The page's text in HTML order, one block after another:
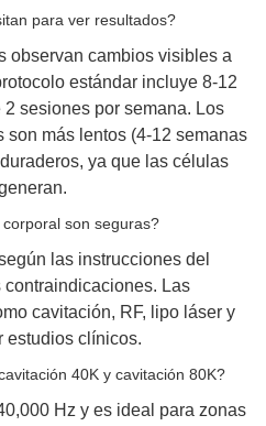
para ver resultados?
observan cambios visibles a
estándar incluye 8-12
sesiones por semana. Los
más lentos (4-12 semanas
ya que las células
son seguras?
las instrucciones del
contraindicaciones. Las
cavitación, RF, lipo láser y
estudios clínicos.
40K y cavitación 80K?
Hz y es ideal para zonas